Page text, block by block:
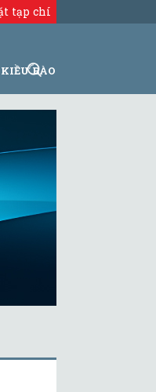
tạp chí
KIỀU BÀO